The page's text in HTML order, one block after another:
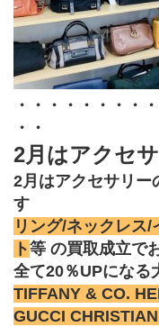
・・・・・・・・
・・
2月はアクセ
2月はアクセサリー
す
リング/ネックレス
ト等 の買取成立で
全て20％UPになる
TIFFANY & CO.
GUCCI